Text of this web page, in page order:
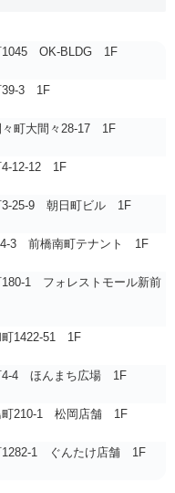
1045 OK-BLDG 1F
39-3 1F
々町大間々28-17 1F
4-12-12 1F
3-25-9 朝日町ビル 1F
4-3 前橋南町テナント 1F
180-1 フォレストモール新前
町1422-51 1F
4-4 ほんまち広場 1F
町210-1 松岡店舗 1F
1282-1 ぐんたけ店舗 1F